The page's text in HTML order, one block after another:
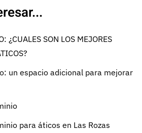
¿CUALES SON LOS MEJORES
un espacio adicional para mejorar
para áticos en Las Rozas